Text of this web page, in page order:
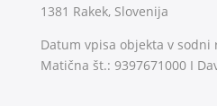
1381 Rakek, Slovenija
Datum vpisa objekta v sodni
Matična št.: 9397671000 I